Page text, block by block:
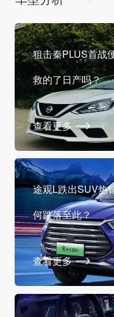
狙击秦PLUS首战
救的了日产吗？
查看更多
途观L跌出SUV热
何跌落至此？
查看更多